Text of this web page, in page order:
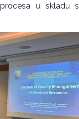
procesa u skladu s